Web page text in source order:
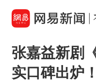
张嘉益新剧
实口碑出炉